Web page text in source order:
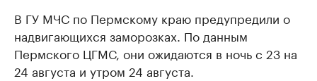
В ГУ МЧС по Пермскому краю предупредили о
надвигающихся заморозках. По данным
Пермского ЦГМС, они ожидаются в ночь с 23 на
24 августа и утром 24 августа.